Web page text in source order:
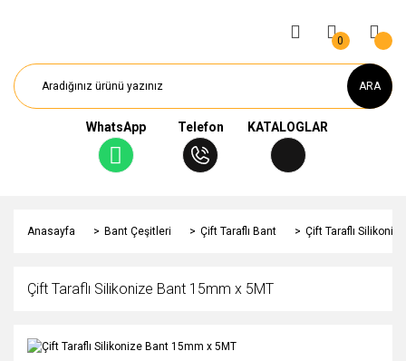
ARA
WhatsApp Telefon KATALOGLAR
0
Anasayfa Bant Çeşitleri Çift Taraflı Bant Çift Taraflı
Çift Taraflı Silikonize Bant 15mm x 5MT